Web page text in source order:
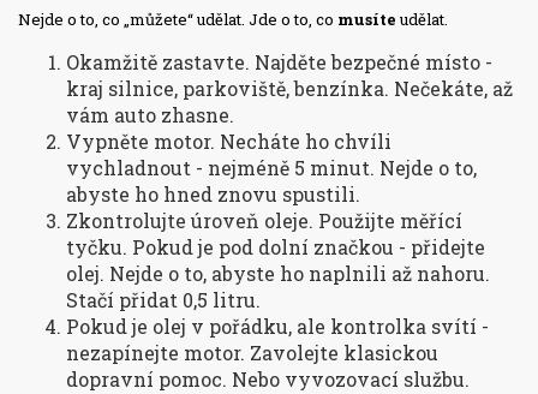
Nejde o to, co „můžete“ udělat. Jde o to, co musíte udělat.
Okamžitě zastavte. Najděte bezpečné místo -
kraj silnice, parkoviště, benzínka. Nečekáte, až
vám auto zhasne.
Vypněte motor. Necháte ho chvíli
vychladnout - nejméně 5 minut. Nejde o to,
abyste ho hned znovu spustili.
Zkontrolujte úroveň oleje. Použijte měřící
tyčku. Pokud je pod dolní značkou - přidejte
olej. Nejde o to, abyste ho naplnili až nahoru.
Stačí přidat 0,5 litru.
Pokud je olej v pořádku, ale kontrolka svítí -
nezapínejte motor. Zavolejte klasickou
dopravní pomoc. Nebo vyvozovací službu.